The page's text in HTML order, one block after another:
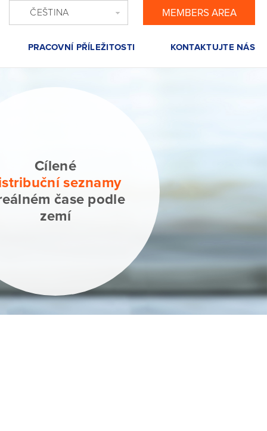
MEMBERS AREA
ČEŠTINA
PRACOVNÍ PŘÍLEŽITOSTI KONTAKTUJTE NÁS
Cílené
seznamy
čase podle
zemí